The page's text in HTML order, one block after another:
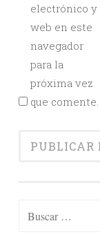
electrónico y
web en este
navegador
para la
próxima vez
que comente.